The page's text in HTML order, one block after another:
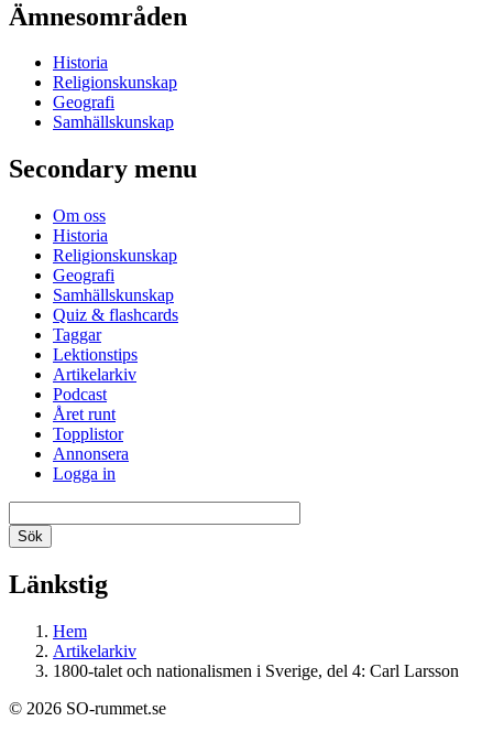
Ämnesområden
Historia
Religionskunskap
Geografi
Samhällskunskap
Secondary menu
Om oss
Historia
Religionskunskap
Geografi
Samhällskunskap
Quiz & flashcards
Taggar
Lektionstips
Artikelarkiv
Podcast
Året runt
Topplistor
Annonsera
Logga in
Länkstig
Hem
Artikelarkiv
1800-talet och nationalismen i Sverige, del 4: Carl Larsson
© 2026 SO-rummet.se